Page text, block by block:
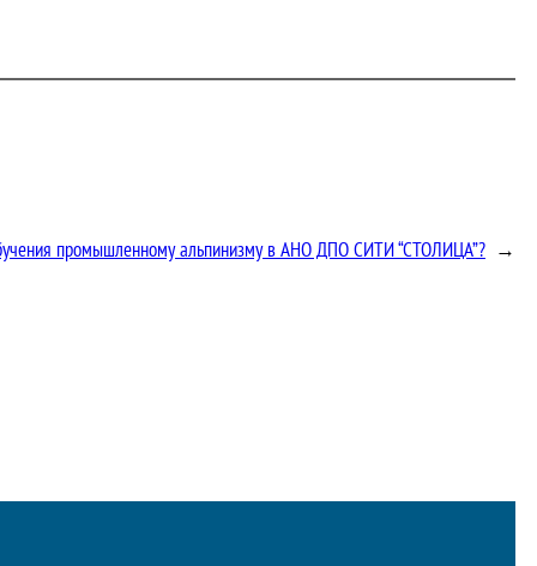
промышленному альпинизму в АНО ДПО СИТИ “СТОЛИЦА”? →